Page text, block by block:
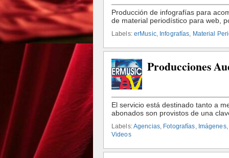
Labels: erMusic, Infografías, Material
Producciones
Labels:Agencias, Fotografías, Imágenes,
Videos